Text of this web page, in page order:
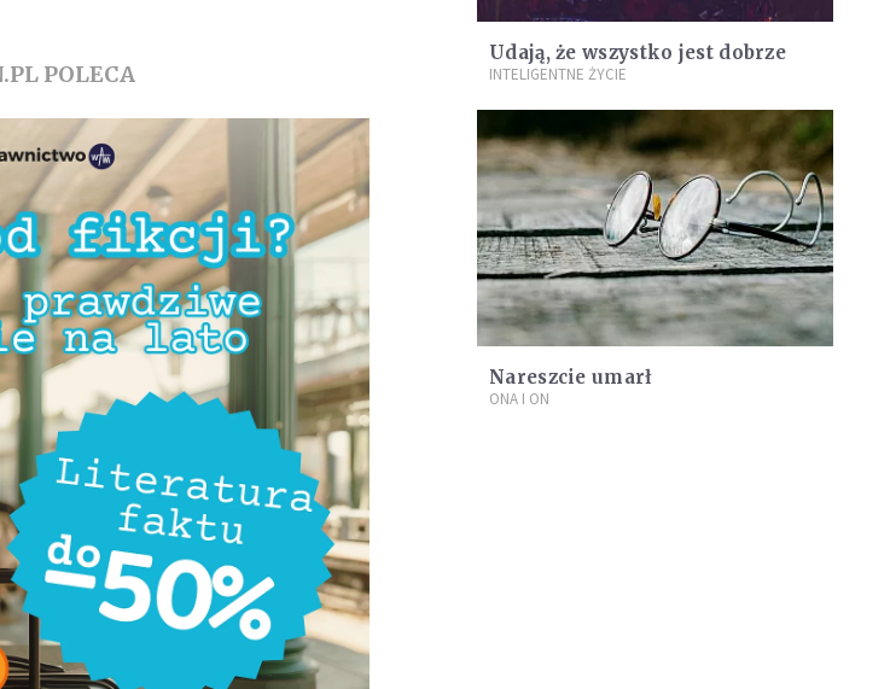
POLECA
Udają, że wszystko jest dobrze
INTELIGENTNE ŻYCIE
Nareszcie umarł
ONA I ON